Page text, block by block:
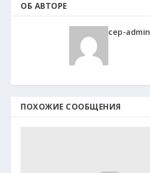
ОБ АВТОРЕ
cep-admin
ПОХОЖИЕ СООБЩЕНИЯ